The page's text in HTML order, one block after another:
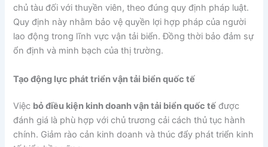
chủ tàu đối với thuyền viên, theo đúng quy định pháp luật.
Quy định này nhằm bảo vệ quyền lợi hợp pháp của người
lao động trong lĩnh vực vận tải biển. Đồng thời bảo đảm sự
ổn định và minh bạch của thị trường.
Tạo động lực phát triển vận tải biển quốc tế
Việc bỏ điều kiện kinh doanh vận tải biển quốc tế được
đánh giá là phù hợp với chủ trương cải cách thủ tục hành
chính. Giảm rào cản kinh doanh và thúc đẩy phát triển kinh